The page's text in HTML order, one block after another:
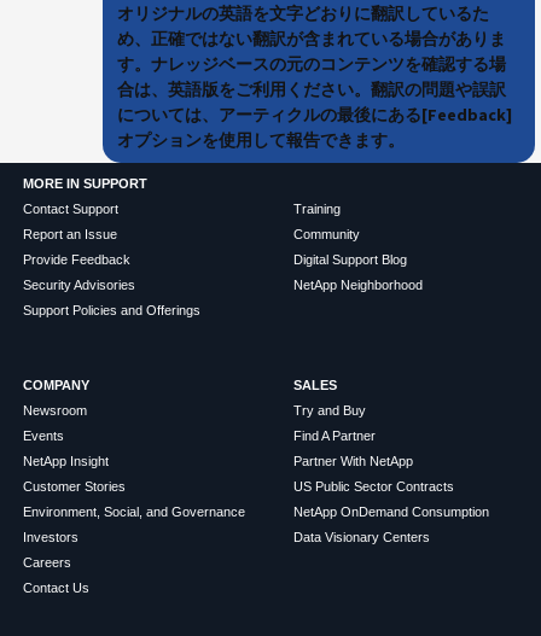
オリジナルの英語を文字どおりに翻訳しているた
め、正確ではない翻訳が含まれている場合がありま
す。ナレッジベースの元のコンテンツを確認する場
合は、英語版をご利用ください。翻訳の問題や誤訳
については、アーティクルの最後にある[Feedback]
オプションを使用して報告できます。
MORE IN SUPPORT
Contact Support
Report an Issue
Provide Feedback
Security Advisories
Support Policies and Offerings
Training
Community
Digital Support Blog
NetApp Neighborhood
COMPANY
Newsroom
Events
NetApp Insight
Customer Stories
Environment, Social, and Governance
Investors
Careers
Contact Us
SALES
Try and Buy
Find A Partner
Partner With NetApp
US Public Sector Contracts
NetApp OnDemand Consumption
Data Visionary Centers